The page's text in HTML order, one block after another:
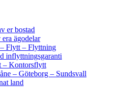
er bostad
ägodelar
Flytt – Flyttning
inflyttningsgaranti
– Kontorsflytt
– Göteborg – Sundsvall
land